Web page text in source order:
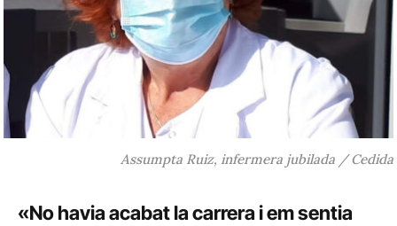
Assumpta Ruiz, infermera jubilada / Cedida
«No havia acabat la carrera i em sentia